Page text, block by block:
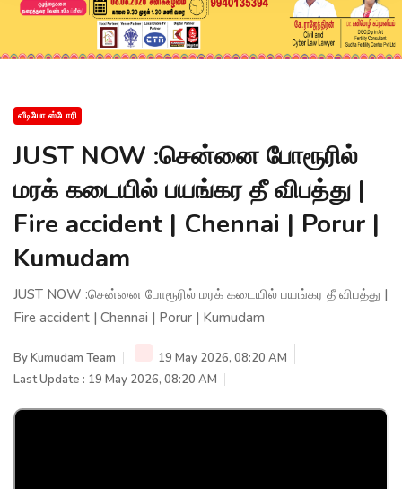
வீடியோ ஸ்டோரி
JUST NOW :சென்னை போரூரில்
மரக் கடையில் பயங்கர தீ விபத்து |
Fire accident | Chennai | Porur |
Kumudam
JUST NOW :சென்னை போரூரில் மரக் கடையில் பயங்கர தீ விபத்து |
Fire accident | Chennai | Porur | Kumudam
ByKumudam Team
19 May 2026, 08:20 AM
Last Update : 19 May 2026, 08:20 AM